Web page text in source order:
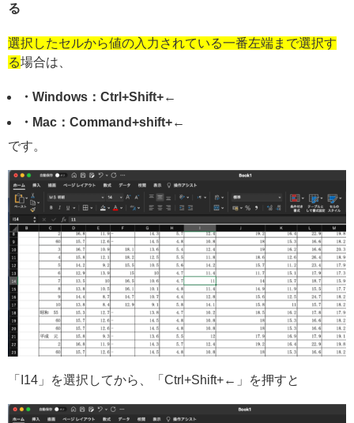
る
選択したセルから値の入力されている一番左端まで選択す
る場合は、
・Windows：Ctrl+Shift+←
・Mac：Command+shift+←
です。
「I14」を選択してから、「Ctrl+Shift+←」を押すと